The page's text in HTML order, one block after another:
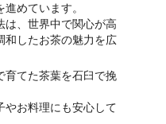
めています。
は、世界中で関心が高
和したお茶の魅力を広
育てた茶葉を石臼で挽
やお料理にも安心して